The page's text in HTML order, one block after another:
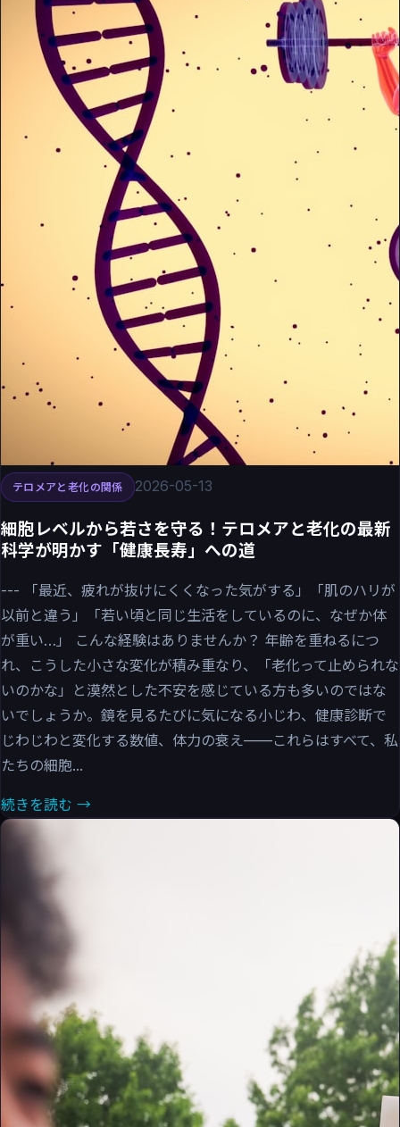
テロメアと老化の関係 2026-05-13
細胞レベルから若さを守る！テロメアと老化の最新
科学が明かす「健康長寿」への道
--- 「最近、疲れが抜けにくくなった気がする」「肌のハリが
以前と違う」「若い頃と同じ生活をしているのに、なぜか体
が重い…」 こんな経験はありませんか？ 年齢を重ねるにつ
れ、こうした小さな変化が積み重なり、「老化って止められな
いのかな」と漠然とした不安を感じている方も多いのではな
いでしょうか。鏡を見るたびに気になる小じわ、健康診断で
じわじわと変化する数値、体力の衰え——これらはすべて、私
たちの細胞...
続きを読む →